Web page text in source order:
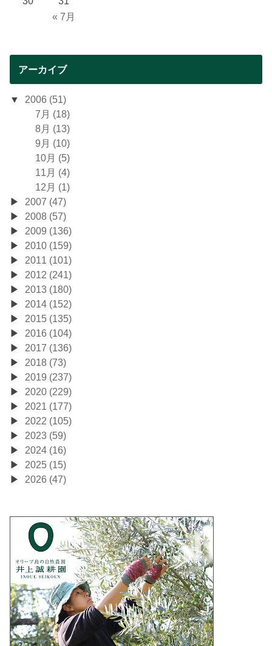
« 7月
アーカイブ
2006 (51)
7月 (18)
8月 (13)
9月 (10)
10月 (5)
11月 (4)
12月 (1)
2007 (47)
2008 (57)
2009 (136)
2010 (159)
2011 (101)
2012 (241)
2013 (180)
2014 (152)
2015 (135)
2016 (104)
2017 (136)
2018 (73)
2019 (237)
2020 (229)
2021 (177)
2022 (105)
2023 (59)
2024 (16)
2025 (15)
2026 (47)